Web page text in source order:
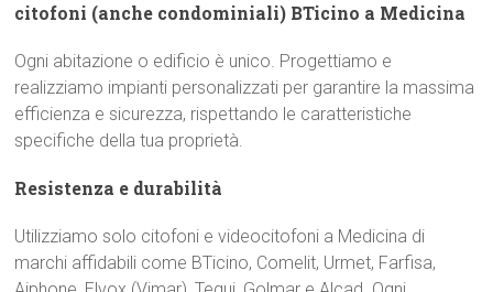
citofoni (anche condominiali) BTicino a Medicina
Ogni abitazione o edificio è unico. Progettiamo e
realizziamo impianti personalizzati per garantire la massima
efficienza e sicurezza, rispettando le caratteristiche
specifiche della tua proprietà.
Resistenza e durabilità
Utilizziamo solo citofoni e videocitofoni a Medicina di
marchi affidabili come BTicino, Comelit, Urmet, Farfisa,